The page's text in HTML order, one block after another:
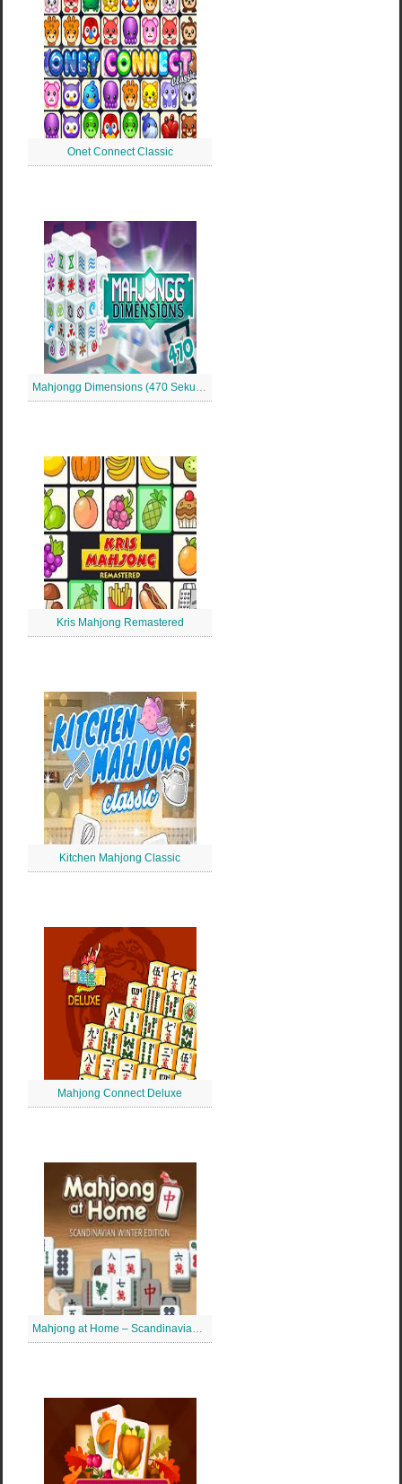
Onet Connect Classic
Mahjongg Dimensions (470 Sekunden)
Kris Mahjong Remastered
Kitchen Mahjong Classic
Mahjong Connect Deluxe
Mahjong at Home – Scandinavian Mahjong